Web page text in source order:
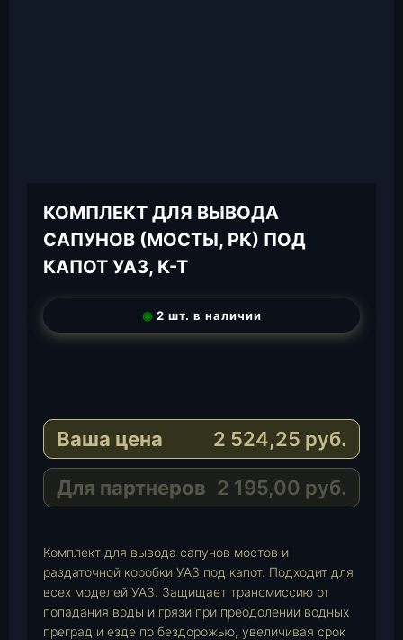
КОМПЛЕКТ ДЛЯ ВЫВОДА
САПУНОВ (МОСТЫ, РК) ПОД
КАПОТ УАЗ, К-Т
◉ 2 шт. в наличии
e
r
a
m
a
s
A
p
a
i
l
Ваша цена 2 524,25 руб.
Для партнеров 2 195,00 руб.
Комплект для вывода сапунов мостов и
раздаточной коробки УАЗ под капот. Подходит для
всех моделей УАЗ. Защищает трансмиссию от
попадания воды и грязи при преодолении водных
преград и езде по бездорожью, увеличивая срок